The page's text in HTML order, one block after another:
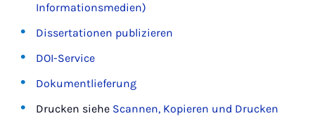
Informationsmedien)
Dissertationen publizieren
DOI-Service
Dokumentlieferung
Drucken siehe Scannen, Kopieren und Drucken